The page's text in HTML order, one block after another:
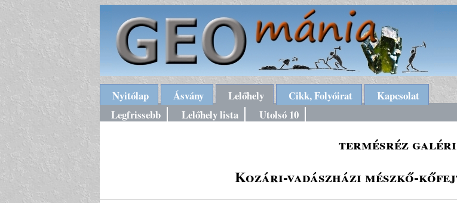
Nyitólap Ásvány Lelőhely Cikk, Folyóirat
Kapcsolat
Legfrissebb
Lelőhely lista Utolsó 10
termésréz
Kozári-vadászházi mészkő-